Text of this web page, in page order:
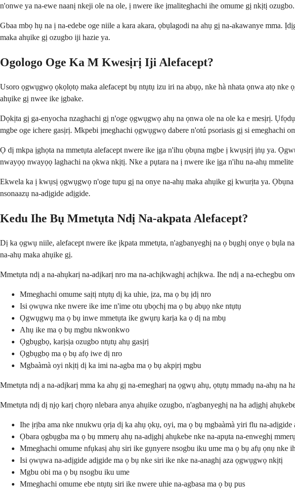
n'onwe ya na-ewe naanị nkeji ole na ole, ị nwere ike ịmaliteghachi ihe omume gị nkịtị ozugbo.
Gbaa mbọ hụ na ị na-edebe oge niile a kara akara, ọbụlagodi na ahụ gị na-akawanye mma.
maka ahụike gị ozugbo iji hazie ya.
Ogologo Oge Ka M Kwesịrị Iji Alefacept?
Usoro ọgwụgwọ ọkọlọtọ maka alefacept bụ ntụtụ izu iri na abụọ, nke hà nhata ọnwa atọ
ahụike gị nwee ike ịgbake.
Dọkịta gị ga-enyocha nzaghachi gị n'oge ọgwụgwọ ahụ na ọnwa ole na ole ka e mesịrị.
mgbe oge ichere gasịrị. Mkpebi ịmeghachi ọgwụgwọ dabere n'otú psoriasis gị si emeghachi
Ọ dị mkpa ịghọta na mmetụta alefacept nwere ike ịga n'ihu ọbụna mgbe ị kwụsịrị ịṅụ ya.
nwayọọ nwayọọ laghachi na ọkwa nkịtị. Nke a pụtara na ị nwere ike ịga n'ihu na-ahụ
Ekwela ka ị kwụsị ọgwụgwọ n'oge tupu gị na onye na-ahụ maka ahụike gị kwurịta ya.
nsonaazụ na-adịgide adịgide.
Kedu Ihe Bụ Mmetụta Ndị Na-akpata Alefacept?
Dị ka ọgwụ niile, alefacept nwere ike ịkpata mmetụta, n'agbanyeghị na ọ bụghị onye ọ bụla
na-ahụ maka ahụike gị.
Mmetụta ndị a na-ahụkarị na-adịkarị nro ma na-achịkwaghị achịkwa. Ihe ndị a na-echegbu
Mmeghachi omume saịtị ntụtụ dị ka uhie, ịza, ma ọ bụ ịdị nro
Isi ọwụwa nke nwere ike ime n'ime otu ụbọchị ma ọ bụ abụọ nke ntụtụ
Ọgwụgwụ ma ọ bụ inwe mmetụta ike gwụrụ karịa ka ọ dị na mbụ
Ahụ ike ma ọ bụ mgbu nkwonkwo
Ọgbụgbọ, karịsịa ozugbo ntụtụ ahụ gasịrị
Ọgbụgbọ ma ọ bụ afọ iwe dị nro
Mgbaàmà oyi nkịtị dị ka imi na-agba ma ọ bụ akpịrị mgbu
Mmetụta ndị a na-adịkarị mma ka ahụ gị na-emegharị na ọgwụ ahụ, ọtụtụ mmadụ na-ahụ na
Mmetụta ndị dị njọ karị chọrọ nlebara anya ahụike ozugbo, n'agbanyeghị na ha adịghị
Ihe ịrịba ama nke nnukwu ọrịa dị ka ahụ ọkụ, oyi, ma ọ bụ mgbaàmà yiri flu na-adịgide
Ọbara ọgbụgba ma ọ bụ mmerụ ahụ na-adịghị ahụkebe nke na-apụta na-enweghị
Mmeghachi omume nfụkasị ahụ siri ike gụnyere nsogbu iku ume ma ọ bụ afụ ọnụ nke
Isi ọwụwa na-adịgide adịgide ma ọ bụ nke siri ike nke na-anaghị aza ọgwụgwọ nkịtị
Mgbu obi ma ọ bụ nsogbu iku ume
Mmeghachi omume ebe ntụtụ siri ike nwere uhie na-agbasa ma ọ bụ pus